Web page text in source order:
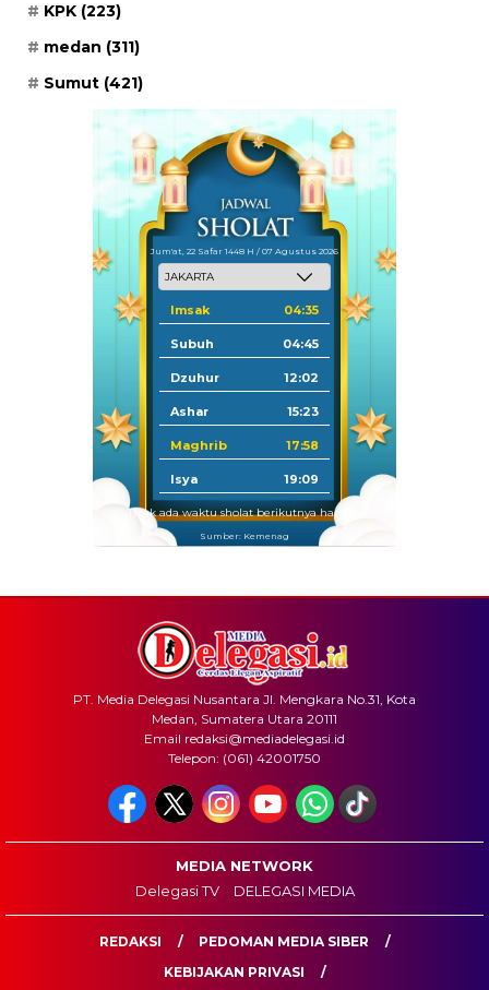
KPK (223)
medan (311)
Sumut (421)
Jum'at, 22 Safar 1448 H / 07 Agustus 2026
Imsak 04:35
Subuh 04:45
Dzuhur 12:02
Ashar 15:23
Maghrib 17:58
Isya 19:09
Tidak ada waktu sholat berikutnya hari ini.
Sumber: Kemenag
PT. Media Delegasi Nusantara Jl. Mengkara No.31, Kota
Medan, Sumatera Utara 20111
Email redaksi@mediadelegasi.id
Telepon: (061) 42001750
MEDIA NETWORK
Delegasi TV
DELEGASI MEDIA
REDAKSI
PEDOMAN MEDIA SIBER
KEBIJAKAN PRIVASI